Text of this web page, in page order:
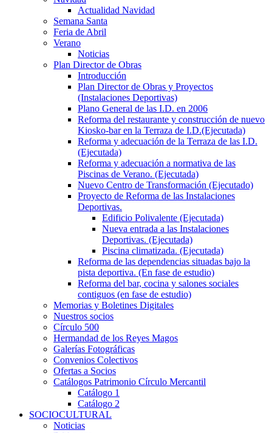
Actualidad Navidad
Semana Santa
Feria de Abril
Verano
Noticias
Plan Director de Obras
Introducción
Plan Director de Obras y Proyectos
(Instalaciones Deportivas)
Plano General de las I.D. en 2006
Reforma del restaurante y construcción de nuevo
Kiosko-bar en la Terraza de I.D.(Ejecutada)
Reforma y adecuación de la Terraza de las I.D.
(Ejecutada)
Reforma y adecuación a normativa de las
Piscinas de Verano. (Ejecutada)
Nuevo Centro de Transformación (Ejecutado)
Proyecto de Reforma de las Instalaciones
Deportivas.
Edificio Polivalente (Ejecutada)
Nueva entrada a las Instalaciones
Deportivas. (Ejecutada)
Piscina climatizada. (Ejecutada)
Reforma de las dependencias situadas bajo la
pista deportiva. (En fase de estudio)
Reforma del bar, cocina y salones sociales
contiguos (en fase de estudio)
Memorias y Boletines Digitales
Nuestros socios
Círculo 500
Hermandad de los Reyes Magos
Galerías Fotográficas
Convenios Colectivos
Ofertas a Socios
Catálogos Patrimonio Círculo Mercantil
Catálogo 1
Catálogo 2
SOCIOCULTURAL
Noticias